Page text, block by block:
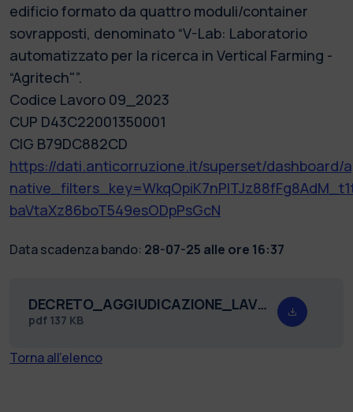
edificio formato da quattro moduli/container
sovrapposti, denominato “V-Lab: Laboratorio
automatizzato per la ricerca in Vertical Farming -
“Agritech"”.
Codice Lavoro 09_2023
CUP D43C22001350001
CIG B79DC882CD
https://dati.anticorruzione.it/superset/dashboard/
baVtaXz86boT549esODpPsGcN
Data scadenza bando: 28-07-25 alle ore 16:37
DECRETO_AGGIUDICAZIONE_LAVORI_PNRR_SALOMONE_F.pdf
pdf 137 KB
Torna all'elenco